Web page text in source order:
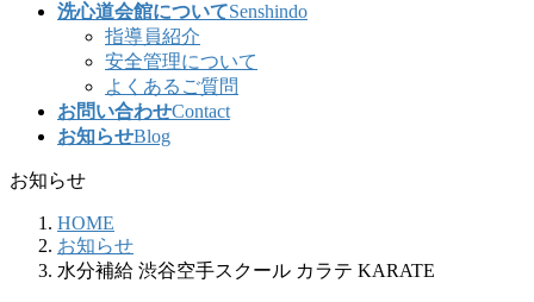
洗心道会館についてSenshindo
指導員紹介
安全管理について
よくあるご質問
お問い合わせContact
お知らせBlog
お知らせ
HOME
お知らせ
水分補給 渋谷空手スクール カラテ KARATE